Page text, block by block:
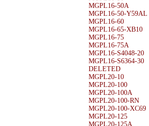
MGPL16-50A
MGPL16-50-Y59AL
MGPL16-60
MGPL16-65-XB10
MGPL16-75
MGPL16-75A
MGPL16-S4048-20
MGPL16-S6364-30
DELETED
MGPL20-10
MGPL20-100
MGPL20-100A
MGPL20-100-RN
MGPL20-100-XC69
MGPL20-125
MGPL20-125A